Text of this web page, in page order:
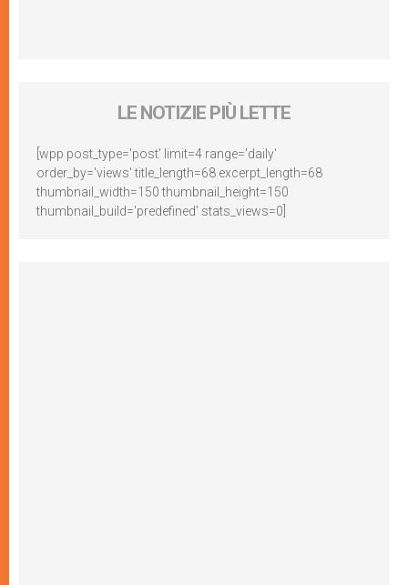
LE NOTIZIE PIÙ LETTE
[wpp post_type='post' limit=4 range='daily'
order_by='views' title_length=68 excerpt_length=68
thumbnail_width=150 thumbnail_height=150
thumbnail_build='predefined' stats_views=0]